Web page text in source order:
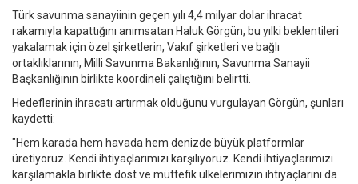
Türk savunma sanayiinin geçen yılı 4,4 milyar dolar ihracat
rakamıyla kapattığını anımsatan Haluk Görgün, bu yılki beklentileri
yakalamak için özel şirketlerin, Vakıf şirketleri ve bağlı
ortaklıklarının, Milli Savunma Bakanlığının, Savunma Sanayii
Başkanlığının birlikte koordineli çalıştığını belirtti.
Hedeflerinin ihracatı artırmak olduğunu vurgulayan Görgün, şunları
kaydetti:
"Hem karada hem havada hem denizde büyük platformlar
üretiyoruz. Kendi ihtiyaçlarımızı karşılıyoruz. Kendi ihtiyaçlarımızı
karşılamakla birlikte dost ve müttefik ülkelerimizin ihtiyaçlarını da